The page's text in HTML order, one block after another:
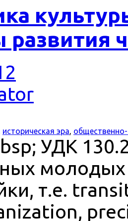
историческая эра,
УДК
молодых
т.е.